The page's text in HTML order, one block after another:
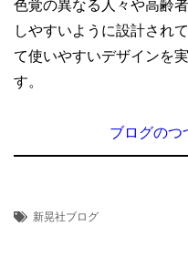
色覚の異なる人々や高齢
しやすいように設計され
て使いやすいデザインを
す。
ブログのつ
新晃社ブログ